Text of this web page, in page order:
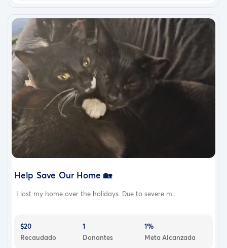
Help Save Our Home 🏡
I lost my home over the holidays. Due to severe m...
$20
Recaudado
1
Donantes
1%
Meta Alcanzada